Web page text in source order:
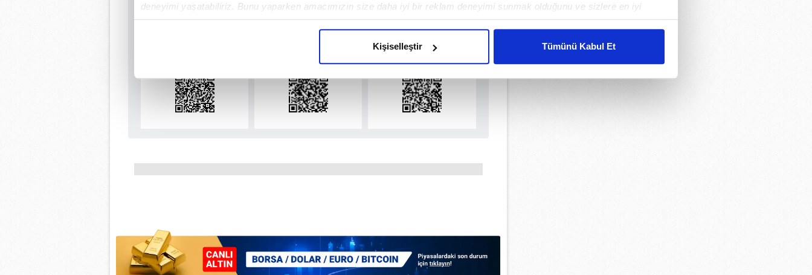
deneyimi yaşatabiliriz. Bunu yaparken amacımızın size daha iyi bir reklam deneyimi sunmak olduğunu ve sizlere en iyi
içerikleri sunabilmek adına elimizden gelen çabayı gösterdiğimizi ve bu noktada, reklamların maliyetlerimizi karşılamak
Her halükârda, kullanıcılar, bu çerezlere izin vermedikleri takdirde, kullanıcılara hedefli reklamlar gösterilmeyecektir."
Sizlere daha iyi bir hizmet sunabilmek için İnternet Sitemizde kendimize ve üçüncü kişilere ait çerezler kullanılmaktadır. Bu
çerezler vasıtasıyla çeşitli kişisel verileriniz işlenmekte olup gerekli olan çerezler bilgi toplumu hizmetlerinin sunulması
Çerezlere ilişkin tercihlerinizi aşağıda yer alan panel vasıtasıyla belirleyebilirsiniz. Çerezlere ilişkin detaylı bilgi için Ayarlar
Kişiselleştir Tümünü Kabul Et
Sabah.com.tr Uygulamamızı İndirin
Uygulamalara Özel Ayrıcalıkları Keşfedin!